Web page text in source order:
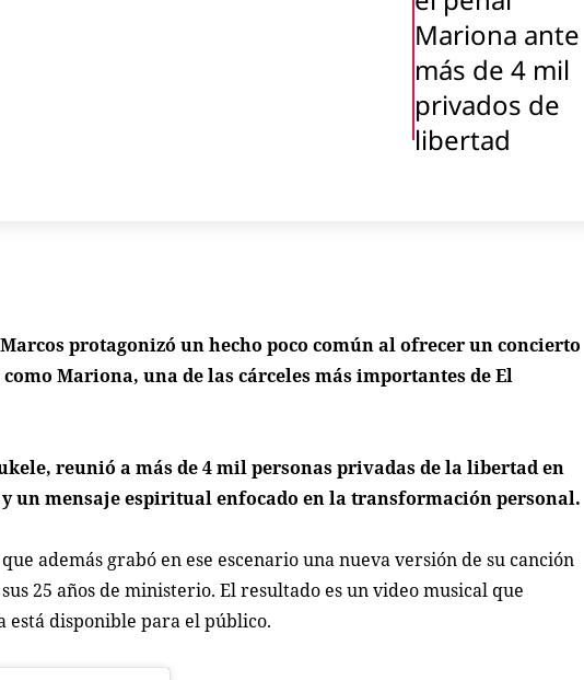
Mariona ante
más de 4 mil
privados de
libertad
protagonizó un hecho poco común al ofrecer un concierto
Mariona, una de las cárceles más importantes de El
reunió a más de 4 mil personas privadas de la libertad en
un mensaje espiritual enfocado en la transformación personal.
además grabó en ese escenario una nueva versión de su canción
25 años de ministerio. El resultado es un video musical que
está disponible para el público.